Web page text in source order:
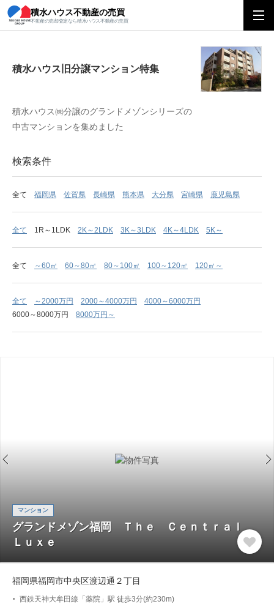
積水ハウス不動産の売買
不動産の売却査定なら積水ハウス不動産の売買
積水ハウス旧分譲マンション特集
積水ハウス旧分譲マンション特集
積水ハウス㈱分譲のグランドメゾンシリーズの
中古マンションを集めました
検索条件
全て 福岡県 佐賀県 長崎県 熊本県 大分県 宮崎県 鹿児島県
全て 1R～1LDK 2K～2LDK 3K～3LDK 4K～4LDK 5K～
全て ～60㎡ 60～80㎡ 80～100㎡ 100～120㎡ 120㎡～
全て ～2000万円 2000～4000万円
4000～6000万円
6000～8000万円
8000万円～
マンション
グランドメゾン福岡 Ｔｈｅ Ｃｅｎｔｒａｌ
Ｌｕｘｅ
福岡県福岡市中央区渡辺通２丁目
西鉄天神大牟田線「薬院」駅 徒歩3分(約230m)